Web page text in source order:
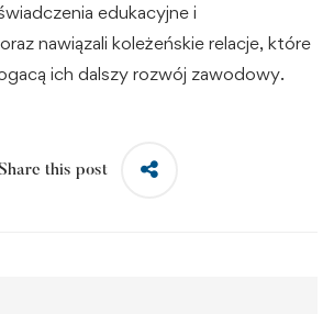
edukacyjne i
nawiązali koleżeńskie relacje, które
ich dalszy rozwój zawodowy.
this post